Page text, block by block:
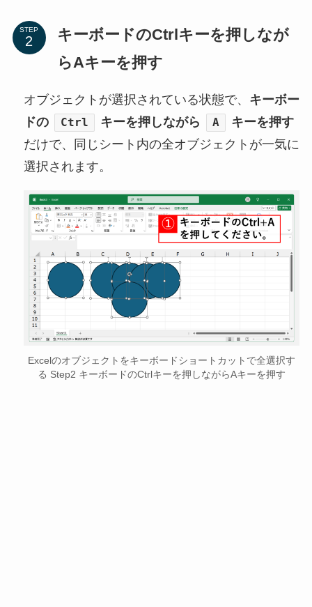
STEP
キーボードのCtrlキーを押しなが
らAキーを押す
オブジェクトが選択されている状態で、 キーボー
ドの
Ctrl キーを押しながら A
キーを押す
だけで、同じシート内の全オブジェクトが一気に
選択されます。
Excelのオブジェクトをキーボードショートカットで全選択す
る Step2 キーボードのCtrlキーを押しながらAキーを押す